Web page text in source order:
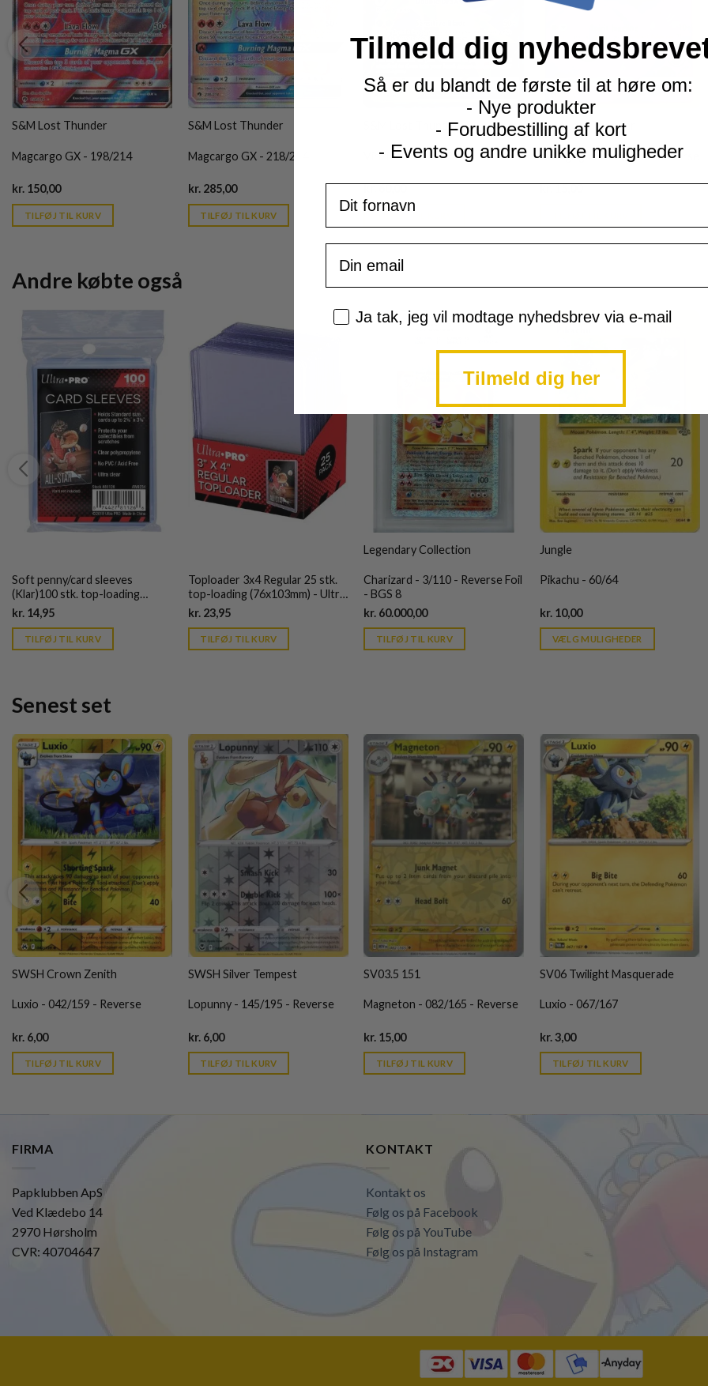
S&M Lost Thunder
Magcargo GX - 198/214
kr. 150,00Current
is:
kr. 39,95.
TILFØJ TIL KURV
S&M Lost Thunder
Magcargo GX - 218/214
kr.285,00Current
is:
kr. 39,95.
TILFØJ TIL KURV
S&M Lost Thunder
Virizion GX - 34/214
kr.60,00Current
is:
S&M Lost Thunder
Cofagrigus - 100/214 - Reverse
kr.15,00Current
Andre købte også
Soft penny/card sleeves
(Klar)100 stk. top-loading
(66,7x92mm) - Ultra Pro
kr. 14,95Current
is:
kr. 39,95.
TILFØJ TIL KURV
Toploader 3x4 Regular 25 stk.
top-loading (76x103mm) - Ultra
Pro
kr.23,95Current
is:
kr. 39,95.
TILFØJ TIL KURV
Legendary Collection
Charizard - 3/110 - Reverse Foil
- BGS 8
kr. 60.000,00Current
is:
kr. 39,95.
TILFØJ TIL KURV
Jungle
Pikachu - 60/64
kr.10,00Current
is:
kr. 39,95.
VÆLG MULIGHEDER
Senest set
SWSH Crown Zenith
Luxio - 042/159 - Reverse
kr. 6,00Current
is:
kr. 39,95.
TILFØJ TIL KURV
SWSH Silver Tempest
Lopunny - 145/195 - Reverse
kr.6,00Current
is:
kr. 39,95.
TILFØJ TIL KURV
SV03.5 151
Magneton - 082/165 - Reverse
kr. 15,00Current
is:
kr. 39,95.
TILFØJ TIL KURV
SV06 Twilight Masquerade
Luxio - 067/167
kr.3,00Current
is:
kr. 39,95.
TILFØJ TIL KURV
FIRMA
Papklubben ApS
Ved Klædebo 14
2970 Hørsholm
CVR: 40704647
KONTAKT
Kontakt os
Følg os på Facebook
Følg os på YouTube
Følg os på Instagram
Tilmeld dig
Så er du blandt de første til at høre om:
- Nye produkter
- Forudbestilling af kort
- Events og andre unikke muligheder
Samtykke
Ja tak, jeg vil modtage nyhedsbrev via e-mail
Tilmeld dig her